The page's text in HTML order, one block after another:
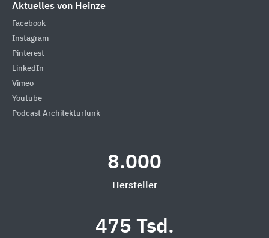
Aktuelles von Heinze
Facebook
Instagram
Pinterest
LinkedIn
Vimeo
Youtube
Podcast Architekturfunk
8.000
Hersteller
475 Tsd.